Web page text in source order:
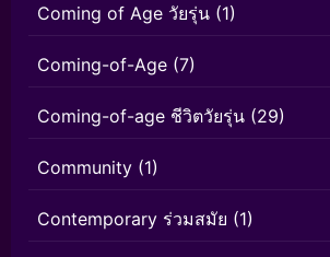
Coming of Age วัยรุ่น (1)
Coming-of-Age (7)
Coming-of-age ชีวิตวัยรุ่น (29)
Community (1)
Contemporary ร่วมสมัย (1)